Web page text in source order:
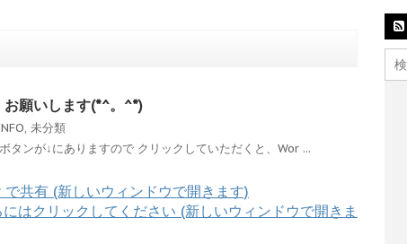
お願いします(*^。^*)
, 未分類
タンが↓にありますので クリックしていただくと、Wor ...
共有 (新しいウィンドウで開きます)
はクリックしてください (新しいウィンドウで開きま